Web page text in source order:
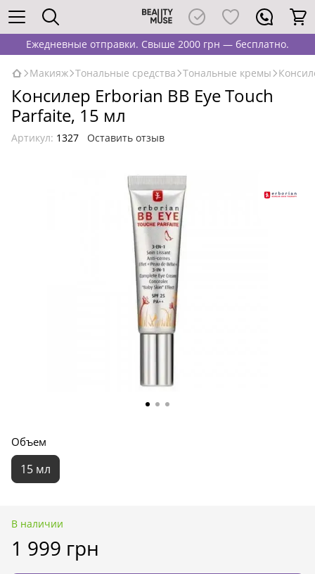
Ежедневные отправки. Свыше 2000 грн — бесплатно.
Макияж Тональные средства Тональные кремы
Консилер Erborian BB Eye Touch
Parfaite, 15 мл
Артикул: 1327 Оставить отзыв
Объем
15 мл
В наличии
1 999 грн